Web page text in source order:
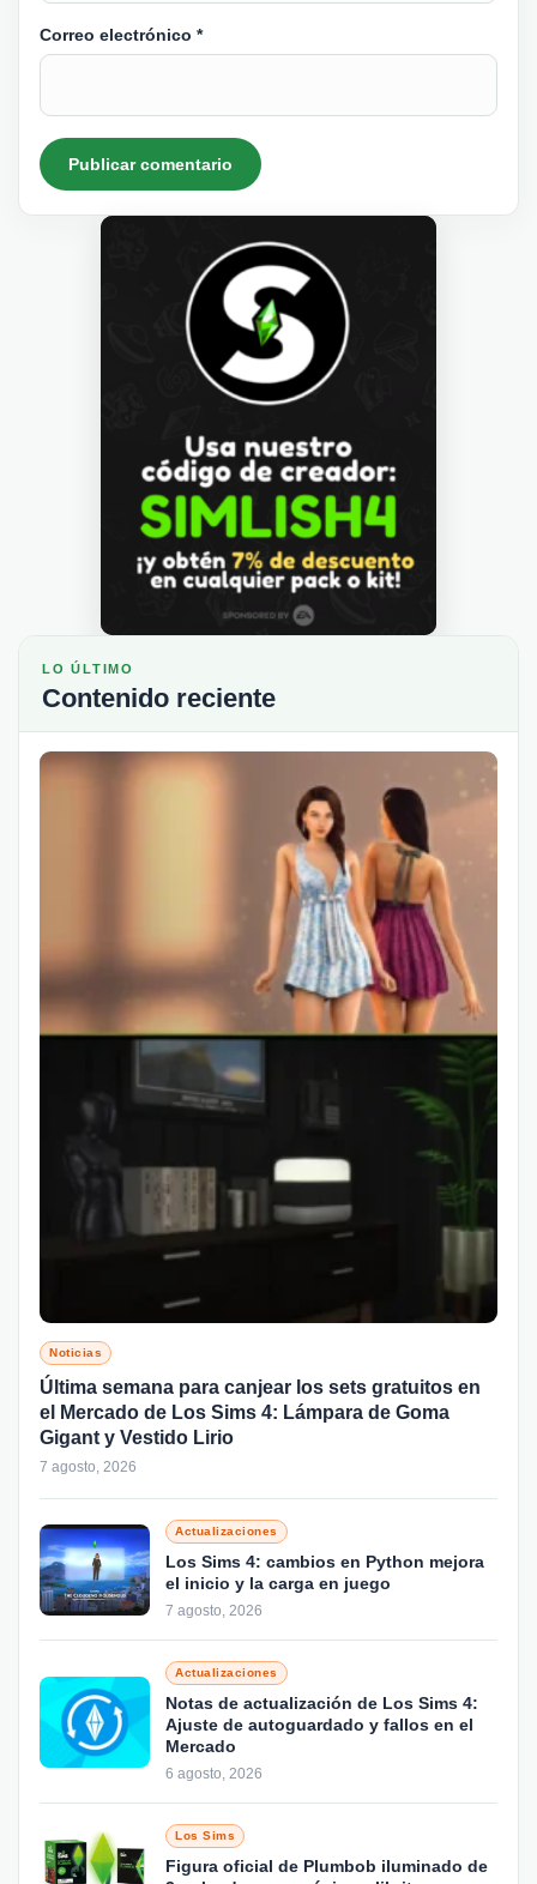
Correo electrónico *
LO ÚLTIMO
Contenido reciente
Noticias
Última semana para canjear los sets gratuitos en
el Mercado de Los Sims 4: Lámpara de Goma
Gigant y Vestido Lirio
7 agosto, 2026
Actualizaciones
Los Sims 4: cambios en Python mejora
el inicio y la carga en juego
7 agosto, 2026
Actualizaciones
Notas de actualización de Los Sims 4:
Ajuste de autoguardado y fallos en el
Mercado
6 agosto, 2026
Los Sims
Figura oficial de Plumbob iluminado de